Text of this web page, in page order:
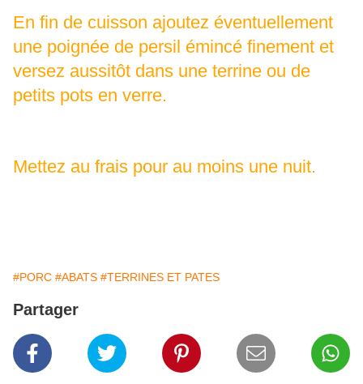
En fin de cuisson ajoutez éventuellement
une poignée de persil émincé finement et
versez aussitôt dans une terrine ou de
petits pots en verre.
Mettez au frais pour au moins une nuit.
#PORC #ABATS #TERRINES ET PATES
Partager